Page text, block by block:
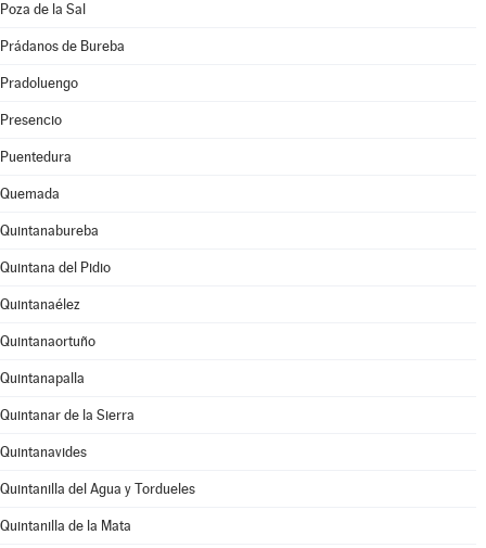
Poza de la Sal
Prádanos de Bureba
Pradoluengo
Presencio
Puentedura
Quemada
Quintanabureba
Quintana del Pidio
Quintanaélez
Quintanaortuño
Quintanapalla
Quintanar de la Sierra
Quintanavides
Quintanilla del Agua y Tordueles
Quintanilla de la Mata